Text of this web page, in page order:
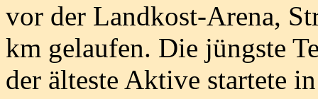
vor der Landkost-Arena,
km gelaufen. Die jüngste
der älteste Aktive startete